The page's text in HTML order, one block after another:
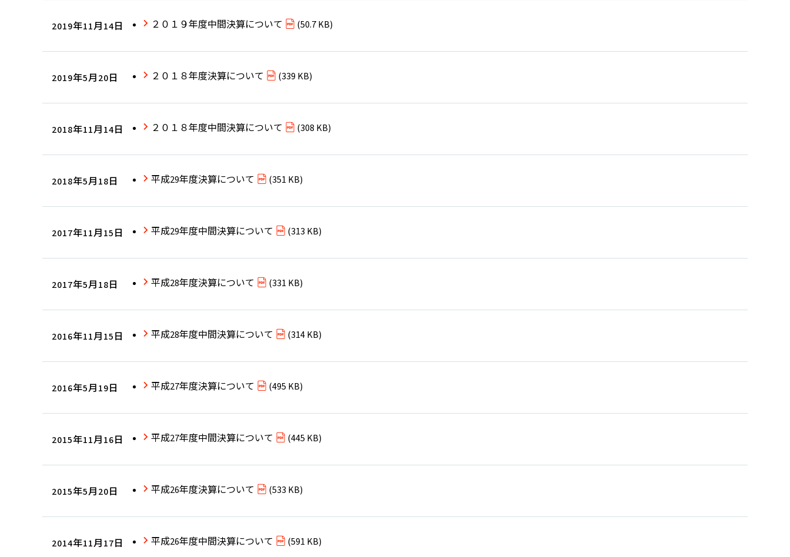
2019年11月14日 ２０１９年度中間決算について (50.7 KB)
2019年5月20日 ２０１８年度決算について (339 KB)
2018年11月14日 ２０１８年度中間決算について (308 KB)
2018年5月18日 平成29年度決算について (351 KB)
2017年11月15日 平成29年度中間決算について (313 KB)
2017年5月18日 平成28年度決算について (331 KB)
2016年11月15日 平成28年度中間決算について (314 KB)
2016年5月19日 平成27年度決算について (495 KB)
2015年11月16日 平成27年度中間決算について (445 KB)
2015年5月20日 平成26年度決算について (533 KB)
2014年11月17日 平成26年度中間決算について (591 KB)